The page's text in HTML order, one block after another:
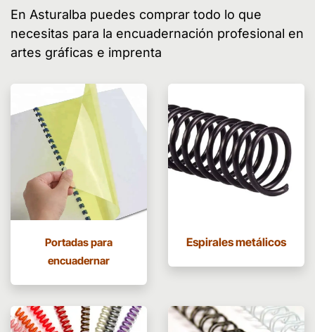
En Asturalba puedes comprar todo lo que
necesitas para la encuadernación profesional en
artes gráficas e imprenta
Portadas para
encuadernar
Espirales metálicos